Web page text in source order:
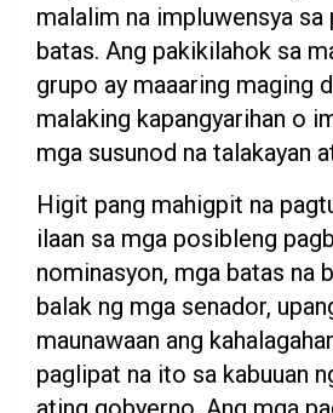
malalim na impluwensya sa
batas. Ang pakikilahok sa
grupo ay maaaring maging
malaking kapangyarihan o
mga susunod na talakayan
Higit pang mahigpit na
ilaan sa mga posibleng
nominasyon, mga batas na
balak ng mga senador,
maunawaan ang
paglipat na ito sa kabuuan